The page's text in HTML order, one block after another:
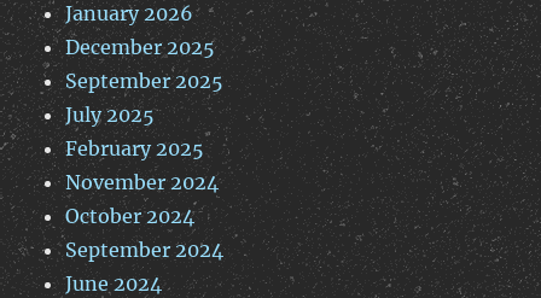
January 2026
December 2025
September 2025
July 2025
February 2025
November 2024
October 2024
September 2024
June 2024